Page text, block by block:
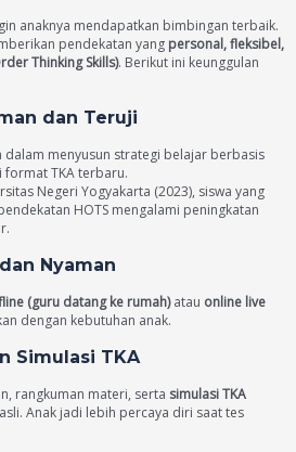
anaknya mendapatkan bimbingan terbaik.
pendekatan yang personal, fleksibel,
Thinking Skills). Berikut ini keunggulan
dan Teruji
dalam menyusun strategi belajar berbasis
format TKA terbaru.
Negeri Yogyakarta (2023), siswa yang
HOTS mengalami peningkatan
Nyaman
(guru datang ke rumah)atau online live
dengan kebutuhan anak.
Simulasi TKA
rangkuman materi, serta simulasi TKA
Anak jadi lebih percaya diri saat tes